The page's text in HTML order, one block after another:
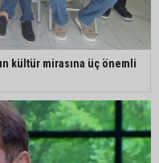
kültür mirasına üç önemli